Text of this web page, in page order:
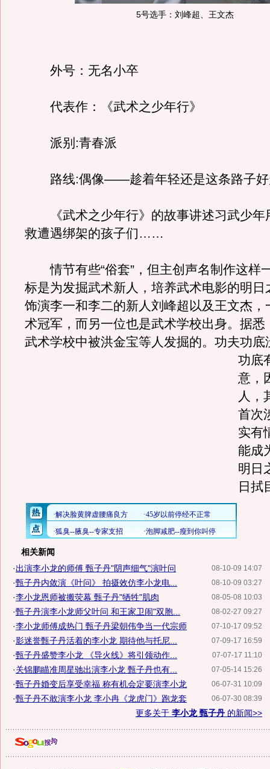
5号选手：刘峰超、王文杰
外号：无名小卒
代表作：《武术之少年行》
派别:青春派
路线:偶像——趁着年轻还是这条路子好
《武术之少年行》的故事讲述习武少年
救遭遇绑架的孩子们……
情节有些“俗套”，但主创声名制作这样
标是为发掘武术新人，培养武术电影的明日
饰演李一和李二的新人刘峰超以及王文杰，
术冠军，而另一位也是武术学校出身。据悉
武术学校中被洪金宝等人发掘的。 功夫功底
功底
意，
人，
首次
实有
能成
明日
日拭
相关新闻
08-10-09 14:07
·出演李小龙的师傅 甄子丹"阴声细气"演叶问
08-10-09 03:27
·甄子丹内敛演《叶问》 拍摄效仿李小龙电...
08-05-08 10:03
·李小龙恩师被搬荧幕 甄子丹"牺牲"肌肉
08-02-27 09:27
·甄子丹演李小龙师父叶问 和王家卫闹"双胞...
07-10-17 09:52
·李小龙师傅成热门 甄子丹梁朝伟争当一代宗师
07-09-17 16:59
·影迷誉甄子丹活着的李小龙 期待他与托尼...
07-07-17 11:10
·甄子丹盛赞李小龙 《导火线》将引领动作...
07-05-14 15:26
·关锦鹏瞄准周星驰出演李小龙 甄子丹也有...
06-07-31 10:09
·甄子丹婚变后享受幸福 称有机会定要演李小龙
06-07-30 08:39
·甄子丹不敢演李小龙 李小冉《龙虎门》跑龙套
更多关于 李小龙 甄子丹 的新闻>>